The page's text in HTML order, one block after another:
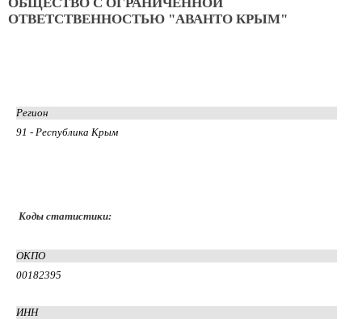
ОТВЕТСТВЕННОСТЬЮ "АВАНТО КРЫМ"
Регион
91 - Республика Крым
Коды статистики:
ОКПО
00182395
ИНН